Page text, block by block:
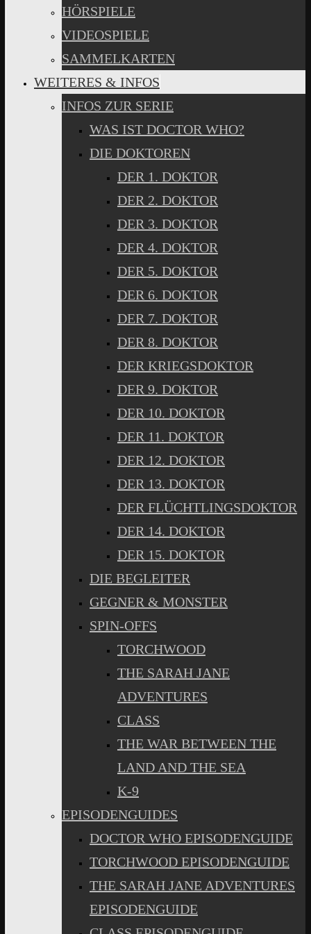
HÖRSPIELE
VIDEOSPIELE
SAMMELKARTEN
WEITERES & INFOS
INFOS ZUR SERIE
WAS IST DOCTOR WHO?
DIE DOKTOREN
DER 1. DOKTOR
DER 2. DOKTOR
DER 3. DOKTOR
DER 4. DOKTOR
DER 5. DOKTOR
DER 6. DOKTOR
DER 7. DOKTOR
DER 8. DOKTOR
DER KRIEGSDOKTOR
DER 9. DOKTOR
DER 10. DOKTOR
DER 11. DOKTOR
DER 12. DOKTOR
DER 13. DOKTOR
DER FLÜCHTLINGSDOKTOR
DER 14. DOKTOR
DER 15. DOKTOR
DIE BEGLEITER
GEGNER & MONSTER
SPIN-OFFS
TORCHWOOD
THE SARAH JANE
ADVENTURES
CLASS
THE WAR BETWEEN THE
LAND AND THE SEA
K-9
EPISODENGUIDES
DOCTOR WHO EPISODENGUIDE
TORCHWOOD EPISODENGUIDE
THE SARAH JANE ADVENTURES
EPISODENGUIDE